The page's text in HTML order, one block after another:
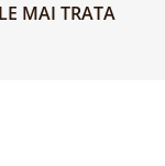
MAI TRATA